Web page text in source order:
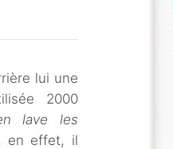
lui une
2000
lave les
en effet, il